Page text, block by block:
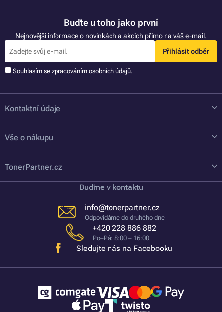
Buďte u toho jako první
Nejnovější informace o novinkách a akcích přímo na váš e-mail.
Přihlásit odběr
Souhlasím se zpracováním osobních údajů.
Kontaktní údaje
Vše o nákupu
TonerPartner.cz
Buďme v kontaktu
info@tonerpartner.cz
Odpovídáme do druhého dne
+420 228 886 882
Po–Pá: 8:00 – 16:00
Sledujte nás na Facebooku